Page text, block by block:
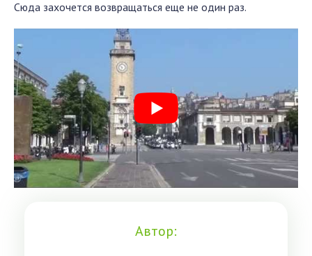
Сюда захочется возвращаться еще не один раз.
Автор: